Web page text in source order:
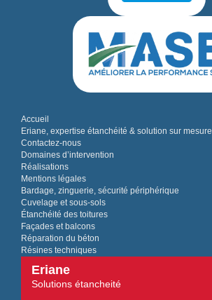
Accueil
Eriane, expertise étanchéité & solution sur mesure
Contactez-nous
Domaines d’intervention
Réalisations
Mentions légales
Bardage, zinguerie, sécurité périphérique
Cuvelage et sous-sols
Étanchéité des toitures
Façades et balcons
Réparation du béton
Résines techniques
Eriane
Solutions étancheité